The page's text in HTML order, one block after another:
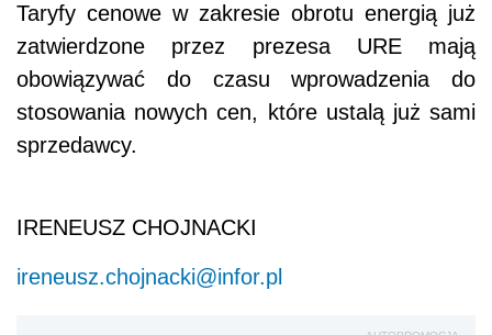
Taryfy cenowe w zakresie obrotu energią już
zatwierdzone przez prezesa URE mają
obowiązywać do czasu wprowadzenia do
stosowania nowych cen, które ustalą już sami
sprzedawcy.
IRENEUSZ CHOJNACKI
ireneusz.chojnacki@infor.pl